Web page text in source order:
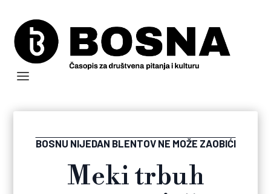
BOSNU NIJEDAN BLENTOV NE MOŽE ZAOBIĆI
Meki trbuh